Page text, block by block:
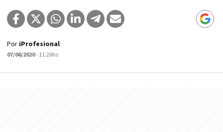
Por iProfesional
07/06/2020- 11:26hs